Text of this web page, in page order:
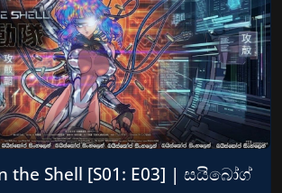
the Shell [S01: E03] | සයිබෝග්